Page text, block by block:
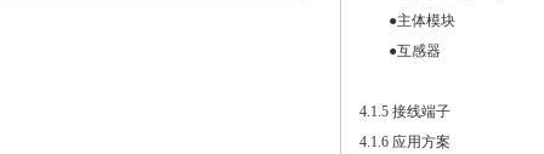
●主体模块
●互感器
4.1.5 接线端子
4.1.6 应用方案